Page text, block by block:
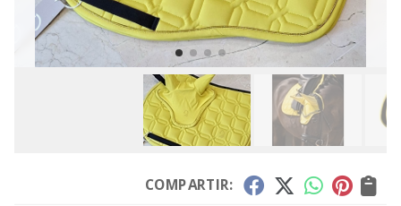
COMPARTIR: